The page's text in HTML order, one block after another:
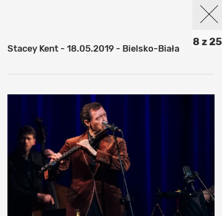
8 z 25
Stacey Kent - 18.05.2019 - Bielsko-Biała